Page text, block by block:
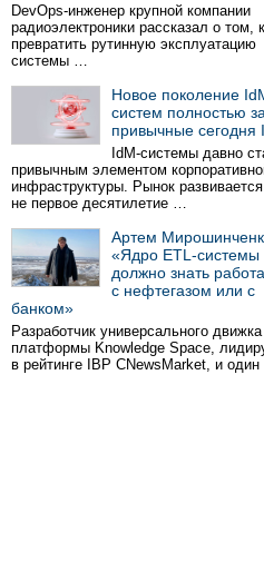
DevOps-инженер крупной компании
радиоэлектроники рассказал о том,
превратить рутинную эксплуатацию
системы …
Новое поколение
систем полностью
привычные сегодня
IdM-системы давно
привычным элементом
инфраструктуры. Рынок
не первое десятилетие …
Артем
«Ядро ETL-системы
должно знать
с нефтегазом или с
банком»
Разработчик универсального
платформы Knowledge Space,
в рейтинге IBP CNewsMarket, и